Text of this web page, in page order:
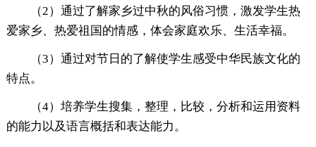
（2）通过了解家乡过中秋的风俗习惯，激发学生热
爱家乡、热爱祖国的情感，体会家庭欢乐、生活幸福。
（3）通过对节日的了解使学生感受中华民族文化的
特点。
（4）培养学生搜集，整理，比较，分析和运用资料
的能力以及语言概括和表达能力。